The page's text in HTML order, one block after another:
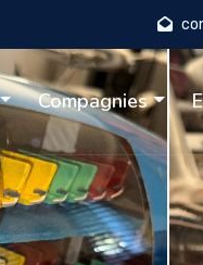
Compagnies